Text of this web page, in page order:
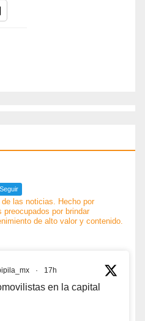
Seguir
las noticias. Hecho por
preocupados por brindar
de alto valor y contenido.
· 17h
en la capital